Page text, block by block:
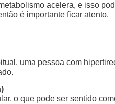
acelera, e isso
é importante ficar atento.
uma pessoa com
o que pode ser sentido